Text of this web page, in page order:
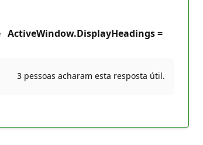
ActiveWindow.DisplayHeadings =
3 pessoas acharam esta resposta útil.